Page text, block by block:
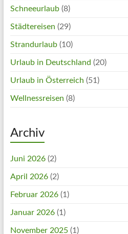
Schneeurlaub(8)
Städtereisen (29)
Strandurlaub(10)
Urlaub in Deutschland (20)
Urlaub in Österreich (51)
Wellnessreisen (8)
Archiv
Juni 2026(2)
April 2026(2)
Februar 2026(1)
Januar 2026(1)
November 2025(1)